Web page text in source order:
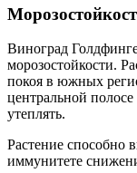
Виноград
морозостойкости.
покоя в южных
центральной
утеплять.
Растение способно
иммунитете